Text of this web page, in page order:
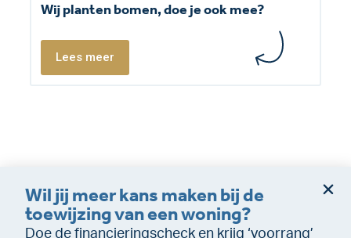
Wij planten bomen, doe je ook mee?
Lees meer
Dienstverleningsvoorwaarden
Disclaimer
Cookie policy
Privacy (makelaardij)
Privacy (Financiële dienstverlening)
WeTransfer
Wil jij meer kans maken bij de
toewijzing van een woning?
Doe de financieringscheck en krijg ‘voorrang’